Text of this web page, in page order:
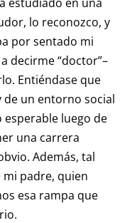
lo reconozco, y
por sentado mi
decirme “doctor”–
Entiéndase que
de un entorno social
esperable luego de
una carrera
Además, tal
mi padre, quien
esa rampa que